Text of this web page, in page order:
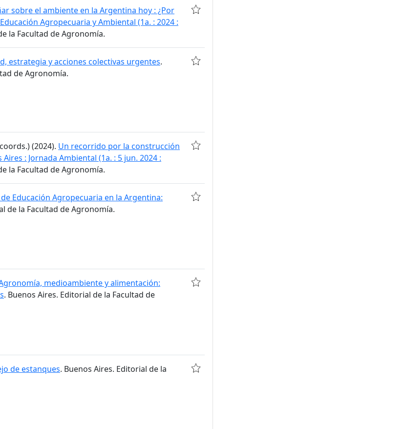
sobre el ambiente en la Argentina hoy : ¿Por
Agropecuaria y Ambiental (1a. : 2024 :
la Facultad de Agronomía.
estrategia y acciones colectivas urgentes.
de Agronomía.
(2024). Un recorrido por la construcción
: Jornada Ambiental (1a. : 5 jun. 2024 :
la Facultad de Agronomía.
Educación Agropecuaria en la Argentina:
de la Facultad de Agronomía.
medioambiente y alimentación:
. Buenos Aires. Editorial de la Facultad de
de estanques. Buenos Aires. Editorial de la